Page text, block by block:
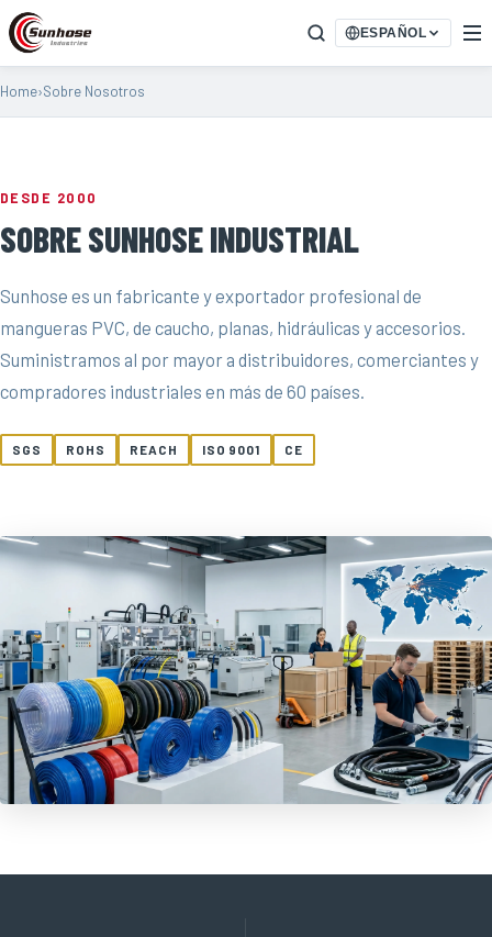
ESPAÑOL
Home›Sobre Nosotros
DESDE 2000
SOBRE SUNHOSE INDUSTRIAL
Sunhose es un fabricante y exportador profesional de
mangueras PVC, de caucho, planas, hidráulicas y accesorios.
Suministramos al por mayor a distribuidores, comerciantes y
compradores industriales en más de 60 países.
SGS ROHS REACH ISO 9001 CE